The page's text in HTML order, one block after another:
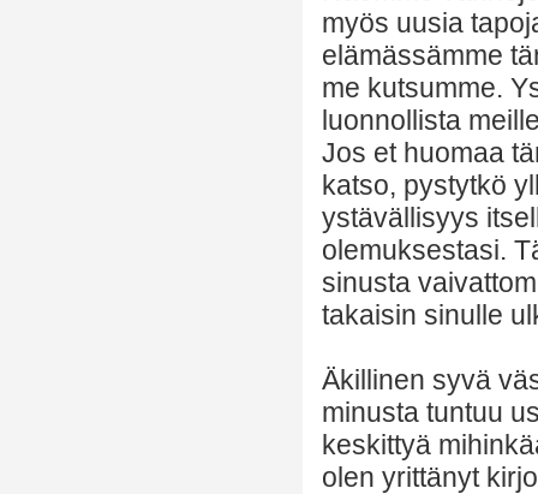
myös uusia
elämässämme
me kutsumme.
luonnollista
Jos et huomaa
katso, pystytkö
ystävällisyys
olemuksestasi.
sinusta
takaisin sinulle
Äkillinen syvä
minusta tuntuu
keskittyä
olen yrittänyt